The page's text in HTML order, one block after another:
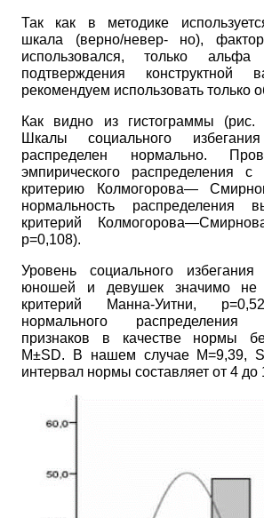
Так как в методике
шкала (верно/невер- но),
использовался, только
подтверждения конструктной
рекомендуем использовать только
Как видно из гистограммы
Шкалы социального
распределен нормально.
эмпирического распределения
критерию Колмогорова—
нормальность распределения
критерий
p=0,108).
Уровень социального
юношей и девушек значимо не
критерий Манна-Уитни,
нормального распределения
признаков в качестве нормы
M±SD.
В нашем случае M=9,39,
интервал нормы составляет от 4 до